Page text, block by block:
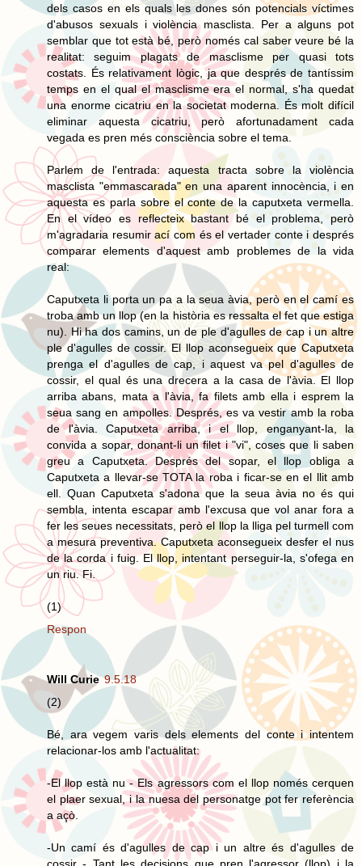
dels casos en els quals les dones són potencials víctimes
d'abusos sexuals i violència masclista. Per a alguns pot
semblar que tot està bé, però només cal saber veure bé la
realitat: seguim plagats de masclisme per quasi tots
costats. És relativament lògic, ja que després de tantíssim
temps en el qual el masclisme era el normal, s'ha quedat
una enorme cicatriu en la societat moderna. És molt difícil
eliminar aquesta cicatriu, però afortunadament cada
vegada es pren més consciència sobre el tema.
Parlem de l'entrada: aquesta tracta sobre la violència
masclista "emmascarada" en una aparent innocència, i en
aquesta es parla sobre el conte de la caputxeta vermella.
En el vídeo es reflecteix bastant bé el problema, però
m'agradaria resumir ací com és el vertader conte i després
comparar elements d'aquest amb problemes de la vida
real:
Caputxeta li porta un pa a la seua àvia, però en el camí es
troba amb un llop (en la història es ressalta el fet que estiga
nu). Hi ha dos camins, un de ple d'agulles de cap i un altre
ple d'agulles de cossir. El llop aconsegueix que Caputxeta
prenga el d'agulles de cap, i aquest va pel d'agulles de
cossir, el qual és una drecera a la casa de l'àvia. El llop
arriba abans, mata a l'àvia, fa filets amb ella i esprem la
seua sang en ampolles. Després, es va vestir amb la roba
de l'àvia. Caputxeta arriba, i el llop, enganyant-la, la
convida a sopar, donant-li un filet i "vi", coses que li saben
greu a Caputxeta. Després del sopar, el llop obliga a
Caputxeta a llevar-se TOTA la roba i ficar-se en el llit amb
ell. Quan Caputxeta s'adona que la seua àvia no és qui
sembla, intenta escapar amb l'excusa que vol anar fora a
fer les seues necessitats, però el llop la lliga pel turmell com
a mesura preventiva. Caputxeta aconsegueix desfer el nus
de la corda i fuig. El llop, intentant perseguir-la, s'ofega en
un riu. Fi.
(1)
Respon
Will Curie 9.5.18
(2)
Bé, ara vegem varis dels elements del conte i intentem
relacionar-los amb l'actualitat:
-El llop està nu - Els agressors com el llop només cerquen
el plaer sexual, i la nuesa del personatge pot fer referència
a açò.
-Un camí és d'agulles de cap i un altre és d'agulles de
cossir - Tant les decisions que pren l'agressor (llop) i la